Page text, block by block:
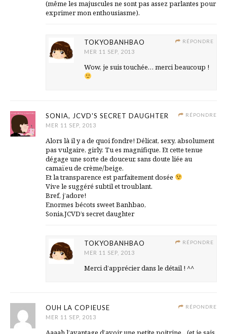
(même les majuscules ne sont pas assez parlantes pour
exprimer mon enthousiasme).
RÉPONDRE
TOKYOBANHBAO
MER 11 SEP, 2013
Wow, je suis touchée… merci beaucoup !
RÉPONDRE
SONIA, JCVD'S SECRET DAUGHTER
MER 11 SEP, 2013
Alors là il y a de quoi fondre! Délicat, sexy, absolument
pas vulgaire, girly. Tu es magnifique. Et cette tenue
dégage une sorte de douceur, sans doute liée au
camaïeu de crème/beige.
Et la transparence est parfaitement dosée
Vive le suggéré subtil et troublant.
Bref, j’adore!
Enormes bécots sweet Banhbao,
Sonia,JCVD’s secret daughter
RÉPONDRE
TOKYOBANHBAO
MER 11 SEP, 2013
Merci d’apprécier dans le détail ! ^^
RÉPONDRE
OUH LA COPIEUSE
MER 11 SEP, 2013